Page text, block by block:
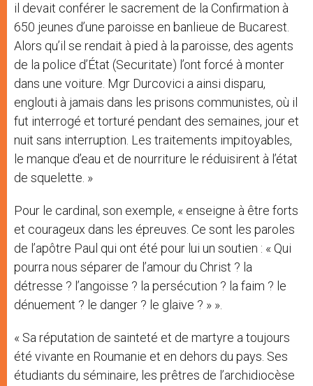
il devait conférer le sacrement de la Confirmation à
650 jeunes d’une paroisse en banlieue de Bucarest.
Alors qu’il se rendait à pied à la paroisse, des agents
de la police d’État (Securitate) l’ont forcé à monter
dans une voiture. Mgr Durcovici a ainsi disparu,
englouti à jamais dans les prisons communistes, où il
fut interrogé et torturé pendant des semaines, jour et
nuit sans interruption. Les traitements impitoyables,
le manque d’eau et de nourriture le réduisirent à l’état
de squelette. »
Pour le cardinal, son exemple, « enseigne à être forts
et courageux dans les épreuves. Ce sont les paroles
de l’apôtre Paul qui ont été pour lui un soutien : « Qui
pourra nous séparer de l’amour du Christ ? la
détresse ? l’angoisse ? la persécution ? la faim ? le
dénuement ? le danger ? le glaive ? » ».
« Sa réputation de sainteté et de martyre a toujours
été vivante en Roumanie et en dehors du pays. Ses
étudiants du séminaire, les prêtres de l’archidiocèse